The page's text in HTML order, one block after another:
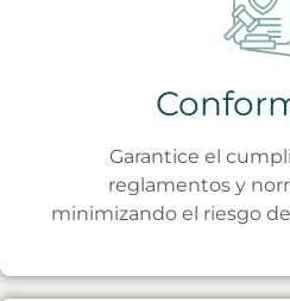
Garantice el
reglamentos y
minimizando el riesgo